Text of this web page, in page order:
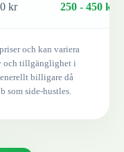
kr 250 - 450 kr
och kan variera
och tillgänglighet i
billigare då
som side-hustles.